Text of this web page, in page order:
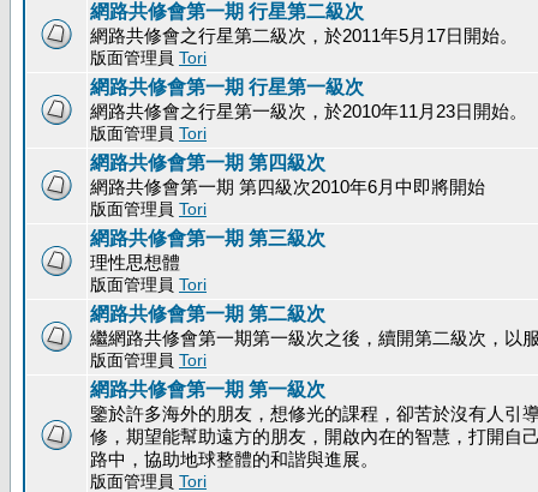
網路共修會第一期 行星第二級次
網路共修會之行星第二級次，於2011年5月17日開始。
版面管理員 Tori
網路共修會第一期 行星第一級次
網路共修會之行星第一級次，於2010年11月23日開始。
版面管理員 Tori
網路共修會第一期 第四級次
網路共修會第一期 第四級次2010年6月中即將開始
版面管理員 Tori
網路共修會第一期 第三級次
理性思想體
版面管理員 Tori
網路共修會第一期 第二級次
繼網路共修會第一期第一級次之後，續開第二級次，以
版面管理員 Tori
網路共修會第一期 第一級次
鑒於許多海外的朋友，想修光的課程，卻苦於沒有人引
修，期望能幫助遠方的朋友，開啟內在的智慧，打開自
路中，協助地球整體的和諧與進展。
版面管理員 Tori